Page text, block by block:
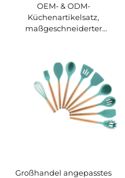
OEM- & ODM-
Küchenartikelsatz,
maßgeschneiderter
Küchenartikelsatz
Großhandel angepasstes